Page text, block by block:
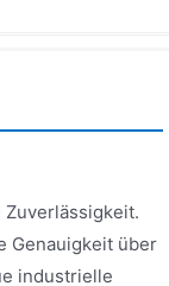
Genauigkeit über
industrielle